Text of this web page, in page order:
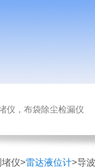
仪，布袋除尘检漏仪
仪>雷达液位计>导